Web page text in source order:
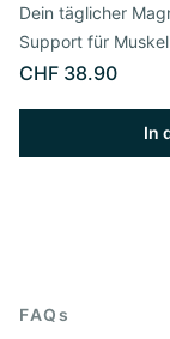
Dein täglicher
Support für
CHF 38.90
In
FAQs